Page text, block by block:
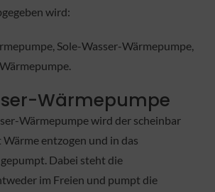
wird:
Sole-Wasser-Wärmepumpe,
Wärmepumpe
Wärmepumpe wird der scheinbar
entzogen und in das
Dabei steht die
im Freien und pumpt die